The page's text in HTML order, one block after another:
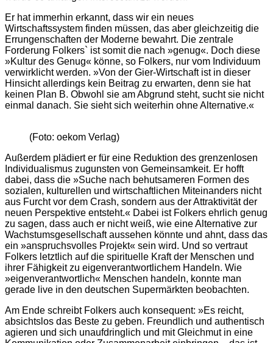
Er hat immerhin erkannt, dass wir ein neues
Wirtschaftssystem finden müssen, das aber gleichzeitig die
Errungenschaften der Moderne bewahrt. Die zentrale
Forderung Folkers` ist somit die nach »genug«. Doch diese
»Kultur des Genug« könne, so Folkers, nur vom Individuum
verwirklicht werden. »Von der Gier-Wirtschaft ist in dieser
Hinsicht allerdings kein Beitrag zu erwarten, denn sie hat
keinen Plan B. Obwohl sie am Abgrund steht, sucht sie nicht
einmal danach. Sie sieht sich weiterhin ohne Alternative.«
(Foto: oekom Verlag)
Außerdem plädiert er für eine Reduktion des grenzenlosen
Individualismus zugunsten von Gemeinsamkeit. Er hofft
dabei, dass die »Suche nach behutsameren Formen des
sozialen, kulturellen und wirtschaftlichen Miteinanders nicht
aus Furcht vor dem Crash, sondern aus der Attraktivität der
neuen Perspektive entsteht.« Dabei ist Folkers ehrlich genug
zu sagen, dass auch er nicht weiß, wie eine Alternative zur
Wachstumsgesellschaft aussehen könnte und ahnt, dass das
ein »anspruchsvolles Projekt« sein wird. Und so vertraut
Folkers letztlich auf die spirituelle Kraft der Menschen und
ihrer Fähigkeit zu eigenverantwortlichem Handeln. Wie
»eigenverantwortlich« Menschen handeln, konnte man
gerade live in den deutschen Supermärkten beobachten.
Am Ende schreibt Folkers auch konsequent: »Es reicht,
absichtslos das Beste zu geben. Freundlich und authentisch
agieren und sich unaufdringlich und mit Gleichmut in eine